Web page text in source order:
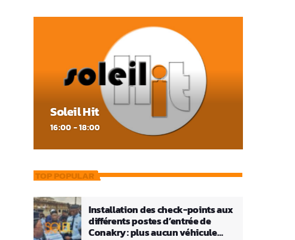
Soleil Hit
16:00 - 18:00
TOP POPULAR
Installation des check-points aux
différents postes d’entrée de
Conakry : plus aucun véhicule